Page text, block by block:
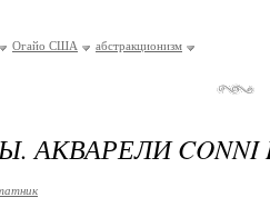
Огайо США абстракционизм
CONNI